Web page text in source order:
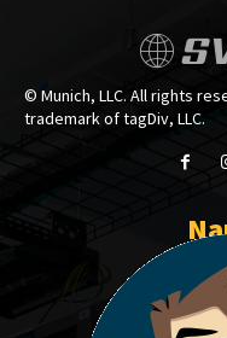
© Munich, LLC. All rights
trademark of tagDiv, LLC.